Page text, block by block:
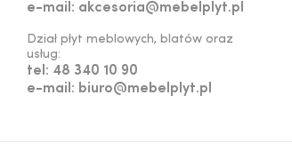
e-mail: akcesoria@mebelplyt.pl
Dział płyt meblowych, blatów oraz
usług:
tel: 48 340 10 90
e-mail: biuro@mebelplyt.pl